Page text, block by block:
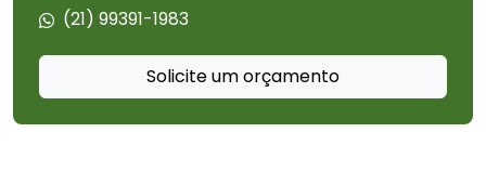
(21) 99391-1983
Solicite um orçamento